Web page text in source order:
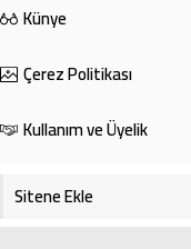
Künye
Çerez Politikası
Kullanım ve Üyelik
Sitene Ekle